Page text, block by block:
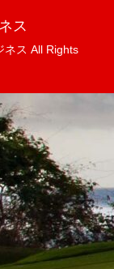
ス
ネス All Rights